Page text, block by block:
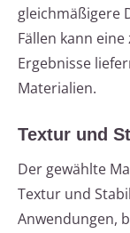
gleichmäßigere
Fällen kann
Ergebnisse
Materialien.
Textur und
Der gewählte
Textur und
Anwendungen,